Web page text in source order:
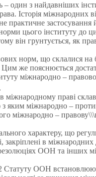
– один з найдавніших
Історія міжнародних
практичне застосування
цього інституту до
він грунтується, як
норм, що склалися на
же пояснюється
міжнародно –
міжнародному праві
яким міжнародно –
міжнародно –
характеру, що
закріплені в
ООН та інших
Статуту ООН